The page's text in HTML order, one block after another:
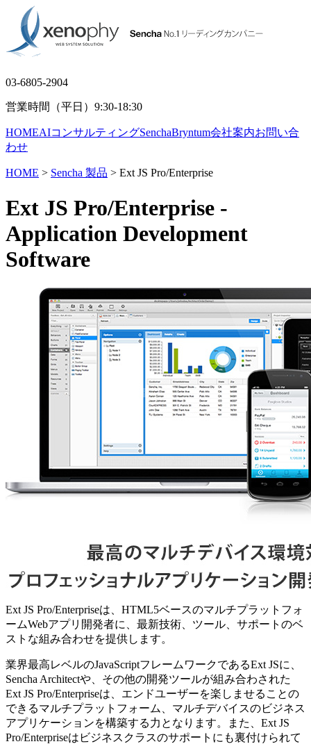
03-6805-2904
営業時間（平日）9:30-18:30
HOMEAIコンサルティングSenchaBryntum会社案内お問い合
わせ
HOME > Sencha 製品 > Ext JS Pro/Enterprise
Ext JS Pro/Enterprise -
Application Development
Software
Ext JS Pro/Enterpriseは、HTML5ベースのマルチプラットフォ
ームWebアプリ開発者に、最新技術、ツール、サポートのベ
ストな組み合わせを提供します。
業界最高レベルのJavaScriptフレームワークであるExt JSに、
Sencha Architectや、その他の開発ツールが組み合わされた
Ext JS Pro/Enterpriseは、エンドユーザーを楽しませることの
できるマルチプラットフォーム、マルチデバイスのビジネス
アプリケーションを構築する力となります。また、Ext JS
Pro/Enterpriseはビジネスクラスのサポートにも裏付けられて